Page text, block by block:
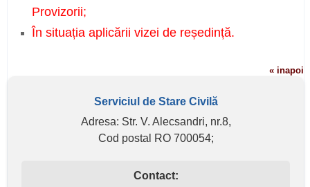
Provizorii;
În situația aplicării vizei de reședință.
« inapoi
Serviciul de Stare Civilă
Adresa: Str. V. Alecsandri, nr.8,
Cod postal RO 700054;
Contact: